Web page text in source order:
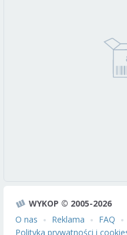
WYKOP © 2005-2026
O nas
Reklama FAQ
Polityka prywatności i